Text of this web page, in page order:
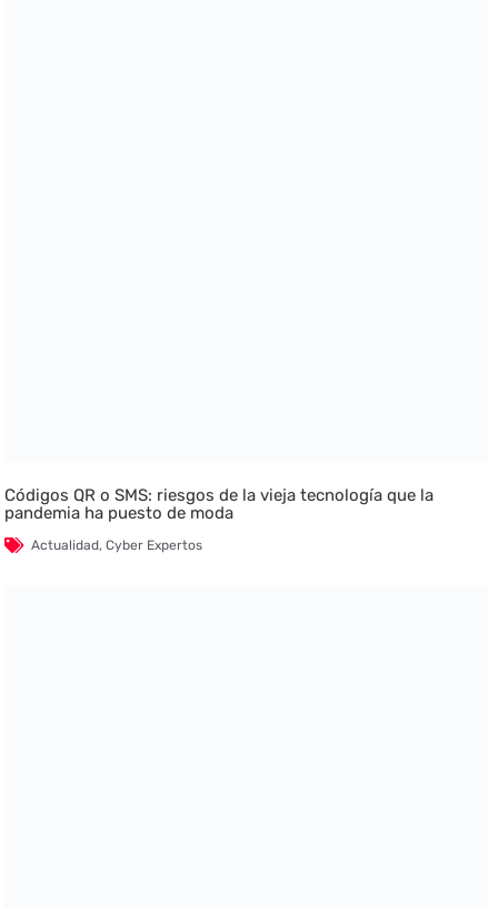
Códigos QR o SMS: riesgos de la vieja tecnología que la
pandemia ha puesto de moda
Actualidad,Cyber Expertos